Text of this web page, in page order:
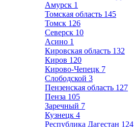
Амурск 1
Томская область 145
Томск 126
Северск 10
Асино 1
Кировская область 132
Киров 120
Кирово-Чепецк 7
Слободской 3
Пензенская область 127
Пенза 105
Заречный 7
Кузнецк 4
Республика Дагестан 124